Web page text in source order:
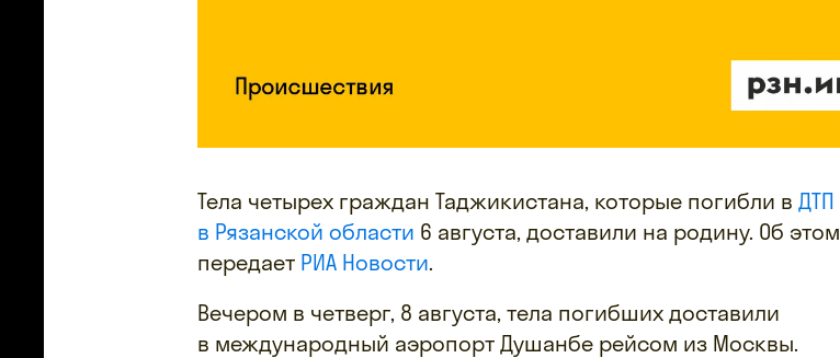
Тела четырех граждан Таджикистана, которые погибли в ДТП
в Рязанской области 6 августа, доставили на родину. Об этом
передает РИА Новости.
Вечером в четверг, 8 августа, тела погибших доставили
в международный аэропорт Душанбе рейсом из Москвы.